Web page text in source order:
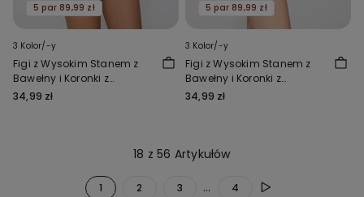
5 par 89,99 zł
3 Kolor/-y
Figi z Wysokim Stanem z
Bawełny i Koronki z
Recyklingu
34,99 zł
5 par 89,99 zł
3 Kolor/-y
Figi z Wysokim Stanem z
Bawełny i Koronki z
Recyklingu
34,99 zł
18 z 56 Artykułów
1 2 3 ... 4